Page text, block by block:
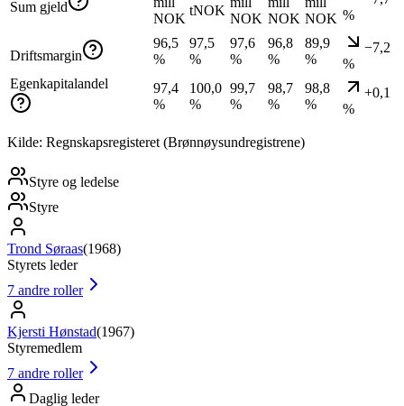
Sum gjeld
NOK
tNOK
NOK NOK NOK %
Driftsmargin
96,5
%
97,5
%
97,6
%
96,8
%
89,9
%
−7,2
%
Egenkapitalandel
97,4
%
100,0
%
99,7
%
98,7
%
98,8
%
+0,1
%
Kilde: Regnskapsregisteret (Brønnøysundregistrene)
Styre og ledelse
Styre
Trond Søraas(1968)
Styrets leder
7 andre roller
Kjersti Hønstad(1967)
Styremedlem
7 andre roller
Daglig leder